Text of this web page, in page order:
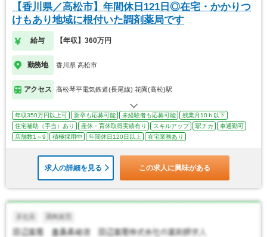
【香川県／高松市】年間休日121日◎在宅・かかりつ
けもあり地域に根付いた調剤薬局です
給与 【年収】360万円
勤務地 香川県 高松市
アクセス 高松琴平電気鉄道(長尾線) 花園(高松)駅
年収350万円以上可 新卒も応募可能 未経験者も応募可能
残業月10ｈ以下
住宅補助（手当）あり
産休・育休取得実績有り スキルアップ 駅チカ
車通勤可
店舗数1～9
積極採用中 年間休日120日以上 在宅業務あり
求人の詳細を見る この求人に興味がある